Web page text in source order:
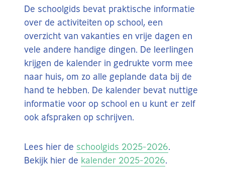
De schoolgids bevat praktische informatie
over de activiteiten op school, een
overzicht van vakanties en vrije dagen en
vele andere handige dingen. De leerlingen
krijgen de kalender in gedrukte vorm mee
naar huis, om zo alle geplande data bij de
hand te hebben. De kalender bevat nuttige
informatie voor op school en u kunt er zelf
ook afspraken op schrijven.
Lees hier de schoolgids 2025-2026.
Bekijk hier de kalender 2025-2026.